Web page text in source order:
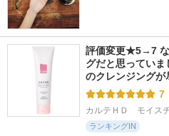
評価変更★5→7 な
グだと思ってい
のクレンジング
7
カルテＨＤ　モイス
ランキングIN